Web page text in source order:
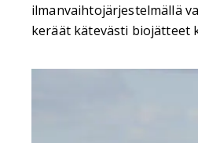
ilmanvaihtojärjestelmällä
keräät kätevästi biojätteet